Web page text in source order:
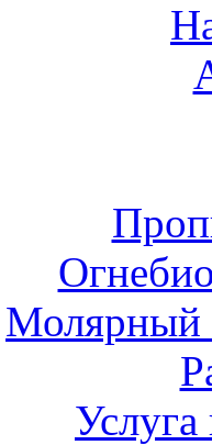
Молярный
Услуга